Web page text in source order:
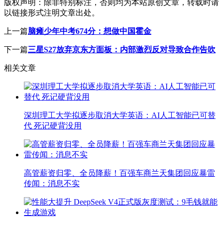
版权声明： 除非特别标注，否则均为本站原创文章，转载时请
以链接形式注明文章出处。
上一篇脑瘫少年中考674分：想做中国霍金
下一篇三星S27放弃京东方面板：内部激烈反对导致合作告吹
相关文章
深圳理工大学拟逐步取消大学英语：AI人工智能已可替
代 死记硬背没用
高管薪资归零、全员降薪！百强车商兰天集团回应暴雷
传闻：消息不实